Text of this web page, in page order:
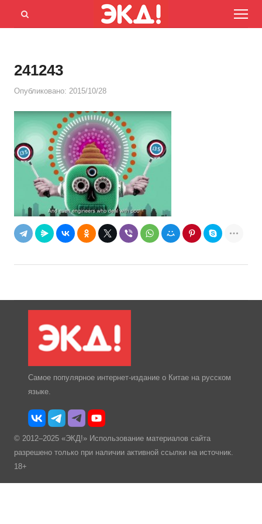
Menu
Открыть
241243
Опубликовано: 2015/10/28
Самое популярное интернет-издание о Китае на русском
языке.
© 2012–2025 «ЭКД!» Использование материалов сайта
разрешено только при наличии активной ссылки на источник.
18+